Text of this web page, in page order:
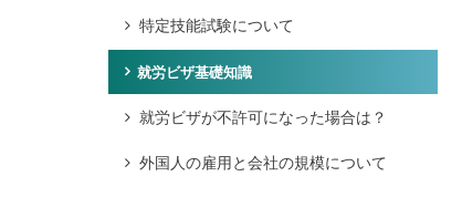
特定技能試験について
就労ビザ基礎知識
就労ビザが不許可になった場合は？
外国人の雇用と会社の規模について